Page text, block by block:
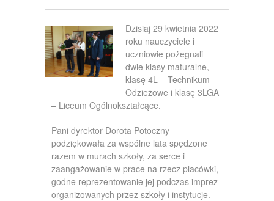
Kontakt
Dzisiaj 29 kwietnia 2022
roku nauczyciele i
uczniowie pożegnali
dwie klasy maturalne,
klasę 4L – Technikum
Odzieżowe i klasę 3LGA
– Liceum Ogólnokształcące.
Pani dyrektor Dorota Potoczny
podziękowała za wspólne lata spędzone
razem w murach szkoły, za serce i
zaangażowanie w prace na rzecz placówki,
godne reprezentowanie jej podczas imprez
organizowanych przez szkoły i instytucje.